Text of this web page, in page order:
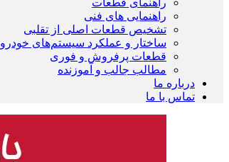
راهنمای قطعات
راهنمایی های فنی
تشخیص قطعات اصلی از تقلبی
ساختار و عملکرد سیستم‌های خودرو
قطعات پرفروش و فوری
مطالب جالب و آموزنده
درباره ما
تماس با ما